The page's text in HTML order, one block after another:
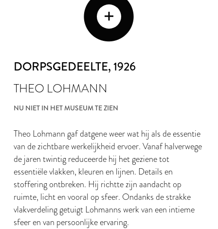
DORPSGEDEELTE, 1926
THEO LOHMANN
NU NIET IN HET MUSEUM TE ZIEN
Theo Lohmann gaf datgene weer wat hij als de essentie
van de zichtbare werkelijkheid ervoer. Vanaf halverwege
de jaren twintig reduceerde hij het geziene tot
essentiële vlakken, kleuren en lijnen. Details en
stoffering ontbreken. Hij richtte zijn aandacht op
ruimte, licht en vooral op sfeer. Ondanks de strakke
vlakverdeling getuigt Lohmanns werk van een intieme
sfeer en van persoonlijke ervaring.